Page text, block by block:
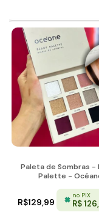
Paleta de Sombras -
Palette -
R$129,99
no PIX
R$